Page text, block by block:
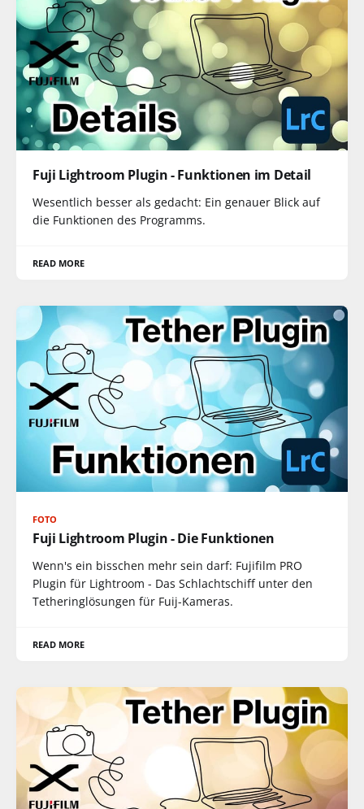
Fuji Lightroom Plugin - Funktionen im Detail
Wesentlich besser als gedacht: Ein genauer Blick auf
die Funktionen des Programms.
READ MORE
FOTO
Fuji Lightroom Plugin - Die Funktionen
Wenn's ein bisschen mehr sein darf: Fujifilm PRO
Plugin für Lightroom - Das Schlachtschiff unter den
Tetheringlösungen für Fuij-Kameras.
READ MORE